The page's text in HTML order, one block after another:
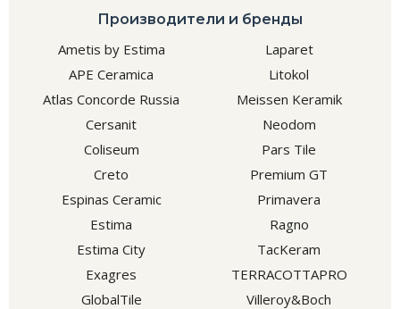
Производители и бренды
Ametis by Estima
APE Ceramica
Atlas Concorde Russia
Cersanit
Coliseum
Creto
Espinas Ceramic
Estima
Estima City
Exagres
GlobalTile
Laparet
Litokol
Meissen Keramik
Neodom
Pars Tile
Premium GT
Primavera
Ragno
TacKeram
TERRACOTTAPRO
Villeroy&Boch